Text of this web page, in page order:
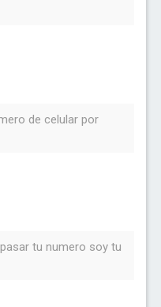
de celular por
tu numero soy tu